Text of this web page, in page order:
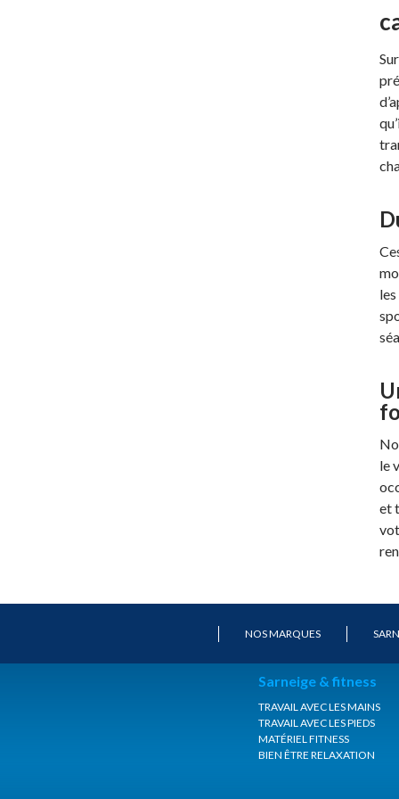
le
et
NOS MARQUES
Sarneige & fitness
TRAVAIL AVEC LES MAINS
TRAVAIL AVEC LES PIEDS
MATÉRIEL FITNESS
BIEN ÊTRE RELAXATION